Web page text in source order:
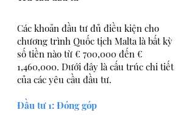
Các khoản đầu tư đủ điều kiện cho
chương trình Quốc tịch Malta là bất kỳ
số tiền nào từ € 700,000 đến €
1,460,000. Dưới đây là cấu trúc chi tiết
của các yêu cầu đầu tư.
Đầu tư 1: Đóng góp